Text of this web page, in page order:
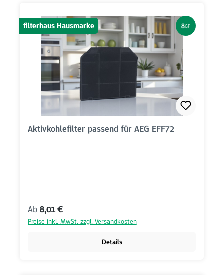
filterhaus Hausmarke 8GP
Aktivkohlefilter passend für AEG EFF72
Regulärer Preis:
Ab 8,01 €
Preise inkl. MwSt. zzgl. Versandkosten
Details